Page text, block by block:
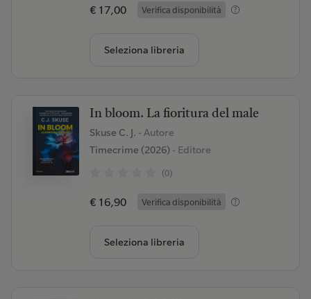
€ 17,00 Verifica disponibilità
Seleziona libreria
In bloom. La fioritura del male
Skuse C. J. - Autore
Timecrime (2026)- Editore
(0)
€ 16,90 Verifica disponibilità
Seleziona libreria